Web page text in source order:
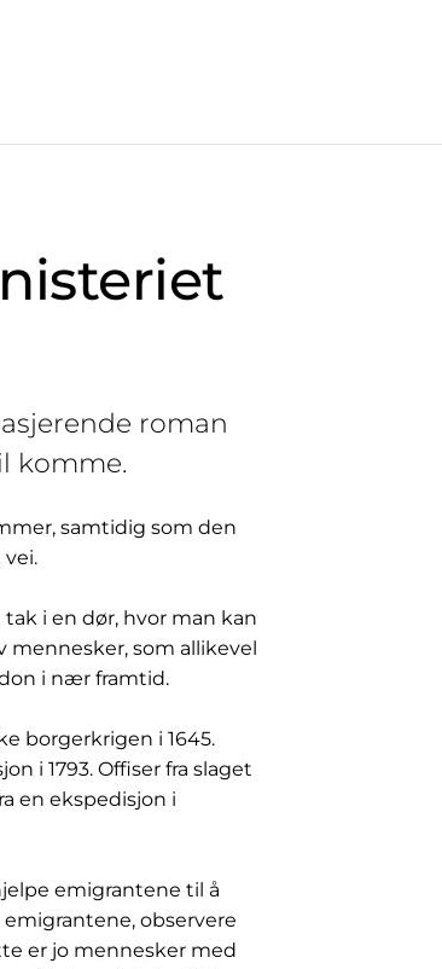
roman
komme.
samtidig som den
i en dør, hvor man kan
mennesker, som allikevel
i nær framtid.
borgerkrigen i 1645.
i 1793. Offiser fra slaget
en ekspedisjon i
emigrantene til å
observere
er jo mennesker med